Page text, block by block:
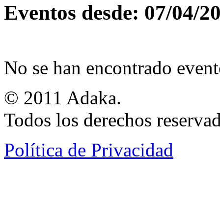
Eventos desde: 07/04/
No se han encontrado
© 2011 Adaka.
Todos los derechos
Política de Privacidad